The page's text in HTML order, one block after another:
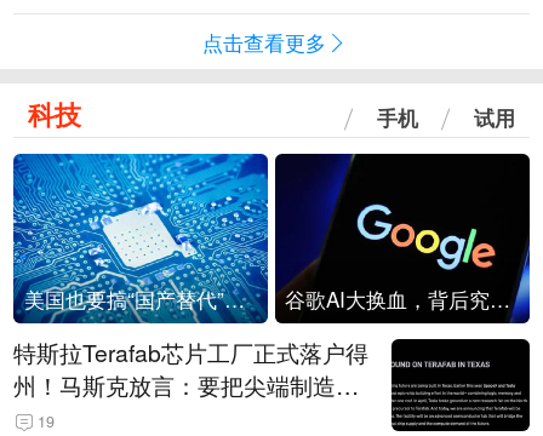
点击查看更多
科技 手机 试用
美国也要搞“国产替代”？先算清三笔账 谷歌AI大换血，背后究竟发生了什么？
特斯拉Terafab芯片工厂正式落户得
州！马斯克放言：要把尖端制造带
回美国
19